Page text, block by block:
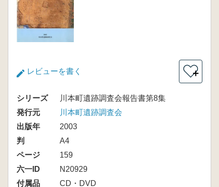
レビューを書く ＋
シリーズ
川本町遺跡調査会報告書第8集
発行元
川本町遺跡調査会
出版年
2003
判
A4
ページ
159
六一ID
N20929
付属品
CD・DVD